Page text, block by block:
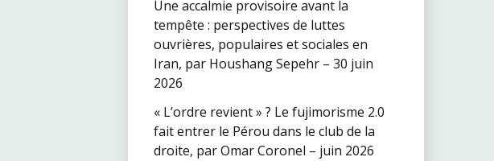
Une accalmie provisoire avant la
tempête : perspectives de luttes
ouvrières, populaires et sociales en
Iran, par Houshang Sepehr – 30 juin
2026
« L’ordre revient » ? Le fujimorisme 2.0
fait entrer le Pérou dans le club de la
droite, par Omar Coronel – juin 2026